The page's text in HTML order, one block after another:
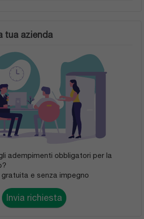
tua azienda
adempimenti obbligatori per la
gratuita e senza impegno
Invia richiesta